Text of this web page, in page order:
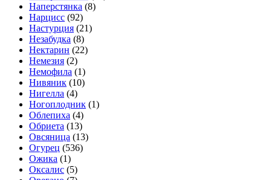
Наперстянка (8)
Нарцисс (92)
Настурция (21)
Незабудка (8)
Нектарин (22)
Немезия (2)
Немофила (1)
Нивяник (10)
Нигелла (4)
Ногоплодник (1)
Облепиха (4)
Обриета (13)
Овсяница (13)
Огурец (536)
Ожика (1)
Оксалис (5)